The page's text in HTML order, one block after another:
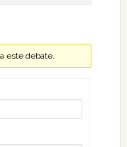
este debate.